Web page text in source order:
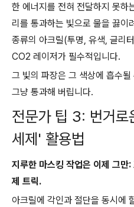
한 에너지를 전혀 전달하지 못하
리를 통과하는 빛으로 물을 끓이
종류의 아크릴(투명, 유색, 글리
CO2 레이저가 필수적입니다.
그 빛의 파장은 그 색상에 흡수
그냥 통과해 버립니다.
전문가 팁 3: 번거
세제' 활용법
지루한 마스킹 작업은 이제 그만
제 트릭.
아크릴에 각인과 절단을 동시에